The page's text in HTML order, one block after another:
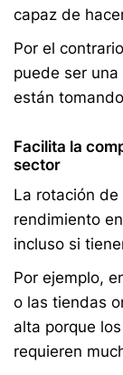
capaz de
Por el
puede ser
están
Facilita la
sector
La rotación
rendimiento
incluso si
Por ejemplo,
o las tiendas
alta porque
requieren